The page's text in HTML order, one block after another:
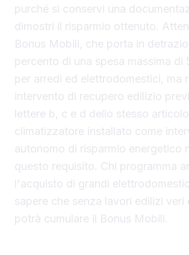
purché si conservi una
dimostri il risparmio ottenuto.
Bonus Mobili, che porta in
percento di una spesa massima di
per arredi ed elettrodomestici, ma
intervento di recupero edilizio
lettere b, c e d dello stesso
climatizzatore installato come
autonomo di risparmio energetico
questo requisito. Chi programma
l'acquisto di grandi
sapere che senza lavori edilizi veri
potrà cumulare il Bonus Mobili.